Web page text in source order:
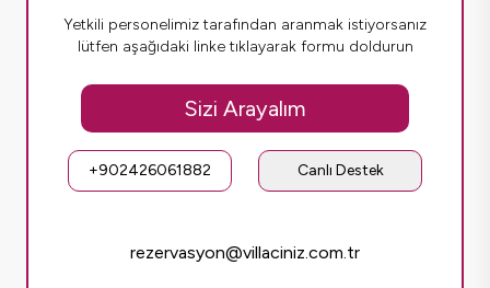
Yetkili personelimiz tarafından aranmak istiyorsanız
lütfen aşağıdaki linke tıklayarak formu doldurun
Sizi Arayalım
+902426061882 Canlı Destek
rezervasyon@villaciniz.com.tr